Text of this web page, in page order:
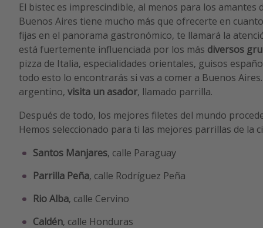
El bistec es imprescindible, al menos para los amantes
Buenos Aires tiene mucho más que ofrecerte en
fijas en el panorama gastronómico, te llamará la
está fuertemente influenciada por los más diversos
pizza de Italia, especialidades orientales, guisos
todo esto lo encontrarás si vas a comer a Buenos
argentino, visita un asador, llamado parrilla.
Después de todo, los mejores filetes del mundo
Hemos seleccionado para ti las mejores parrillas de la
Santos Manjares, calle Paraguay
Parrilla Peña, calle Rodríguez Peña
Rio Alba, calle Cervino
Caldén, calle Honduras